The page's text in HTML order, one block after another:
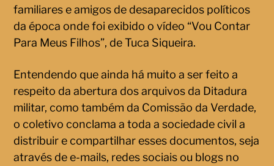
familiares e amigos de desaparecidos políticos
da época onde foi exibido o vídeo “Vou Contar
Para Meus Filhos”, de Tuca Siqueira.
Entendendo que ainda há muito a ser feito a
respeito da abertura dos arquivos da Ditadura
militar, como também da Comissão da Verdade,
o coletivo conclama a toda a sociedade civil a
distribuir e compartilhar esses documentos, seja
através de e-mails, redes sociais ou blogs no